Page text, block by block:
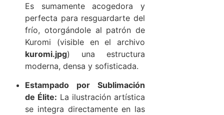
Es sumamente acogedora y
perfecta para resguardarte del
frío, otorgándole al patrón de
Kuromi (visible en el archivo
kuromi.jpg) una estructura
moderna, densa y sofisticada.
Estampado por Sublimación
de Élite: La ilustración artística
se integra directamente en las